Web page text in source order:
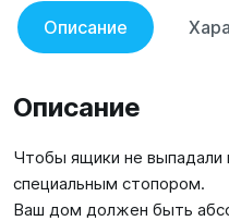
Описание
Описание
Чтобы ящики не выпадали
специальным стопором.
Ваш дом должен быть